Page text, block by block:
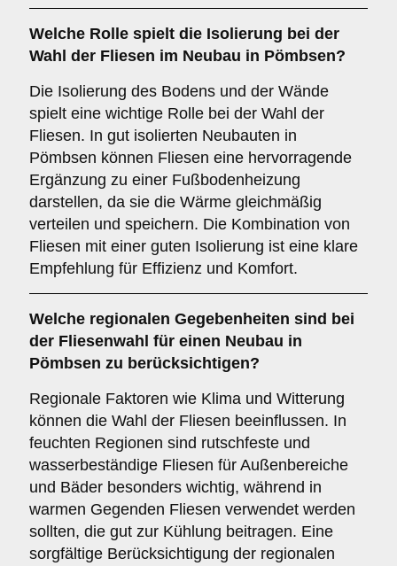
Welche Rolle spielt die Isolierung bei der
Wahl der Fliesen im Neubau in Pömbsen?
Die Isolierung des Bodens und der Wände
spielt eine wichtige Rolle bei der Wahl der
Fliesen. In gut isolierten Neubauten in
Pömbsen können Fliesen eine hervorragende
Ergänzung zu einer Fußbodenheizung
darstellen, da sie die Wärme gleichmäßig
verteilen und speichern. Die Kombination von
Fliesen mit einer guten Isolierung ist eine klare
Empfehlung für Effizienz und Komfort.
Welche regionalen Gegebenheiten sind bei
der Fliesenwahl für einen Neubau in
Pömbsen zu berücksichtigen?
Regionale Faktoren wie Klima und Witterung
können die Wahl der Fliesen beeinflussen. In
feuchten Regionen sind rutschfeste und
wasserbeständige Fliesen für Außenbereiche
und Bäder besonders wichtig, während in
warmen Gegenden Fliesen verwendet werden
sollten, die gut zur Kühlung beitragen. Eine
sorgfältige Berücksichtigung der regionalen